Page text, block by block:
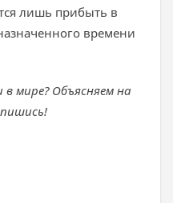
лишь прибыть в
времени
мире? Объясняем на